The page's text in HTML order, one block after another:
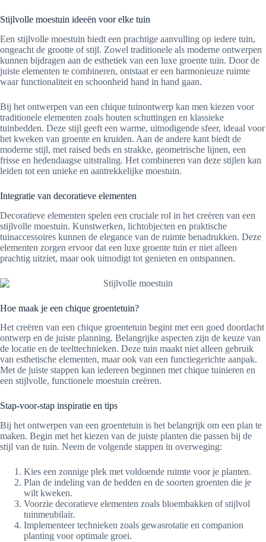
Stijlvolle moestuin ideeën voor elke tuin
Een stijlvolle moestuin biedt een prachtige aanvulling op iedere tuin,
ongeacht de grootte of stijl. Zowel traditionele als moderne ontwerpen
kunnen bijdragen aan de esthetiek van een luxe groente tuin. Door de
juiste elementen te combineren, ontstaat er een harmonieuze ruimte
waar functionaliteit en schoonheid hand in hand gaan.
Bij het ontwerpen van een chique tuinontwerp kan men kiezen voor
traditionele elementen zoals houten schuttingen en klassieke
tuinbedden. Deze stijl geeft een warme, uitnodigende sfeer, ideaal voor
het kweken van groente en kruiden. Aan de andere kant biedt de
moderne stijl, met raised beds en strakke, geometrische lijnen, een
frisse en hedendaagse uitstraling. Het combineren van deze stijlen kan
leiden tot een unieke en aantrekkelijke moestuin.
Integratie van decoratieve elementen
Decoratieve elementen spelen een cruciale rol in het creëren van een
stijlvolle moestuin. Kunstwerken, lichtobjecten en praktische
tuinaccessoires kunnen de elegance van de ruimte benadrukken. Deze
elementen zorgen ervoor dat een luxe groente tuin er niet alleen
prachtig uitziet, maar ook uitnodigt tot genieten en ontspannen.
Hoe maak je een chique groentetuin?
Het creëren van een chique groentetuin begint met een goed doordacht
ontwerp en de juiste planning. Belangrijke aspecten zijn de keuze van
de locatie en de teelttechnieken. Deze tuin maakt niet alleen gebruik
van esthetische elementen, maar ook van een functiegerichte aanpak.
Met de juiste stappen kan iedereen beginnen met chique tuinieren en
een stijlvolle, functionele moestuin creëren.
Stap-voor-stap inspiratie en tips
Bij het ontwerpen van een groentetuin is het belangrijk om een plan te
maken. Begin met het kiezen van de juiste planten die passen bij de
stijl van de tuin. Neem de volgende stappen in overweging:
Kies een zonnige plek met voldoende ruimte voor je planten.
Plan de indeling van de bedden en de soorten groenten die je
wilt kweken.
Voorzie decoratieve elementen zoals bloembakken of stijlvol
tuinmeubilair.
Implementeer technieken zoals gewasrotatie en companion
planting voor optimale groei.